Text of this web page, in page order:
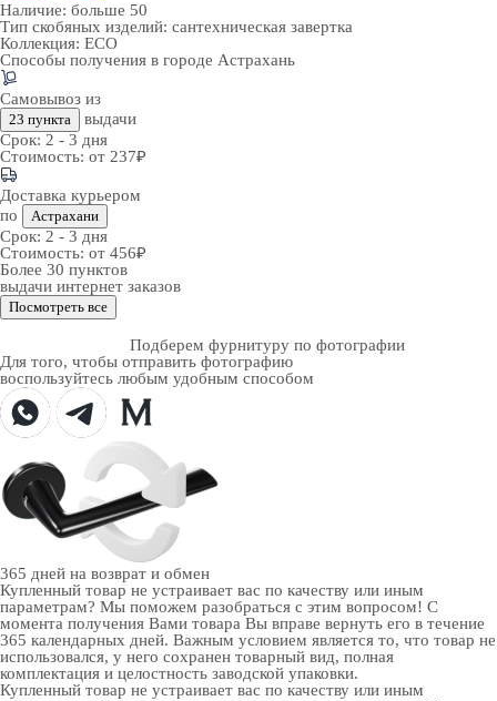
Наличие: больше 50
Тип скобяных изделий: сантехническая завертка
Коллекция: ECO
Способы получения в городе Астрахань
Самовывоз из
23 пункта
выдачи
Срок: 2 - 3 дня
Стоимость: от 237₽
Доставка курьером
по
Астрахани
Срок: 2 - 3 дня
Стоимость: от 456₽
Более 30 пунктов
выдачи интернет заказов
Посмотреть все
Подберем фурнитуру по фотографии
Для того, чтобы отправить фотографию
воспользуйтесь любым удобным способом
365 дней на возврат и обмен
Купленный товар не устраивает вас по качеству или иным
параметрам? Мы поможем разобраться с этим вопросом! С
момента получения Вами товара Вы вправе вернуть его в течение
365 календарных дней. Важным условием является то, что товар не
использовался, у него сохранен товарный вид, полная
комплектация и целостность заводской упаковки.
Купленный товар не устраивает вас по качеству или иным